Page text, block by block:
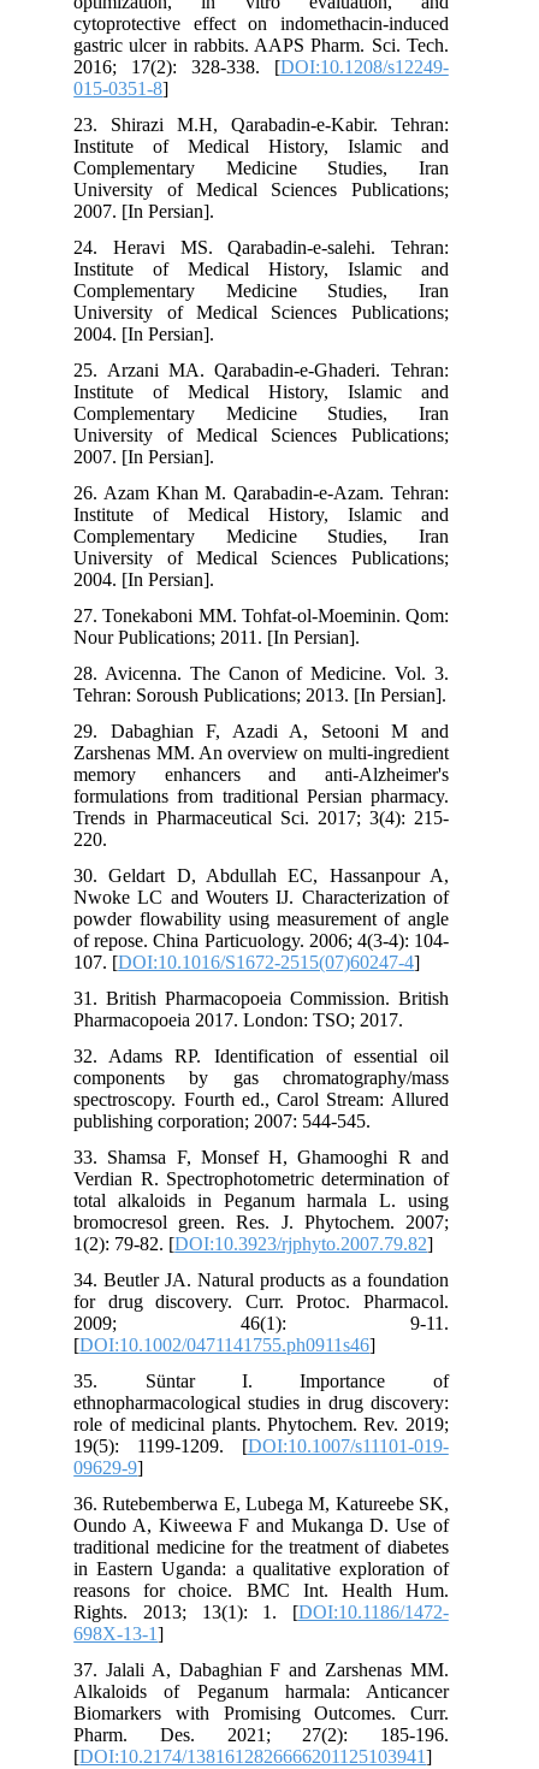
cytoprotective effect on indomethacin-induced
gastric ulcer in rabbits. AAPS Pharm. Sci. Tech.
2016; 17(2): 328-338. [DOI:10.1208/s12249-
015-0351-8
23. Shirazi M.H, Qarabadin-e-Kabir. Tehran:
Institute of Medical History, Islamic and
Complementary Medicine Studies, Iran
University of Medical Sciences Publications;
2007. [In Persian].
24. Heravi MS. Qarabadin-e-salehi. Tehran:
Institute of Medical History, Islamic and
Complementary Medicine Studies, Iran
University of Medical Sciences Publications;
2004. [In Persian].
25. Arzani MA. Qarabadin-e-Ghaderi. Tehran:
Institute of Medical History, Islamic and
Complementary Medicine Studies, Iran
University of Medical Sciences Publications;
2007. [In Persian].
26. Azam Khan M. Qarabadin-e-Azam. Tehran:
Institute of Medical History, Islamic and
Complementary Medicine Studies, Iran
University of Medical Sciences Publications;
2004. [In Persian].
27. Tonekaboni MM. Tohfat-ol-Moeminin. Qom:
Nour Publications; 2011. [In Persian].
28. Avicenna. The Canon of Medicine. Vol. 3.
Tehran: Soroush Publications; 2013. [In Persian].
29. Dabaghian F, Azadi A, Setooni M and
Zarshenas MM. An overview on multi-ingredient
memory enhancers and anti-Alzheimer's
formulations from traditional Persian pharmacy.
Trends in Pharmaceutical Sci. 2017; 3(4): 215-
220.
30. Geldart D, Abdullah EC, Hassanpour A,
Nwoke LC and Wouters IJ. Characterization of
powder flowability using measurement of angle
of repose. China Particuology. 2006; 4(3-4): 104-
107. [DOI:10.1016/S1672-2515(07)60247-4
31. British Pharmacopoeia Commission. British
Pharmacopoeia 2017. London: TSO; 2017.
32. Adams RP. Identification of essential oil
components by gas chromatography/mass
spectroscopy. Fourth ed., Carol Stream: Allured
publishing corporation; 2007: 544-545.
33. Shamsa F, Monsef H, Ghamooghi R and
Verdian R. Spectrophotometric determination of
total alkaloids in Peganum harmala L. using
bromocresol green. Res. J. Phytochem. 2007;
1(2): 79-82. [DOI:10.3923/rjphyto.2007.79.82
34. Beutler JA. Natural products as a foundation
for drug discovery. Curr. Protoc. Pharmacol.
2009; 46(1): 9-11.
[DOI:10.1002/0471141755.ph0911s46
35. Süntar I. Importance of
ethnopharmacological studies in drug discovery:
role of medicinal plants. Phytochem. Rev. 2019;
19(5): 1199-1209. [DOI:10.1007/s11101-019-
09629-9
36. Rutebemberwa E, Lubega M, Katureebe SK,
Oundo A, Kiweewa F and Mukanga D. Use of
traditional medicine for the treatment of diabetes
in Eastern Uganda: a qualitative exploration of
reasons for choice. BMC Int. Health Hum.
Rights. 2013; 13(1): 1. [DOI:10.1186/1472-
698X-13-1
37. Jalali A, Dabaghian F and Zarshenas MM.
Alkaloids of Peganum harmala: Anticancer
Biomarkers with Promising Outcomes. Curr.
Pharm. Des. 2021; 27(2): 185-196.
[DOI:10.2174/1381612826666201125103941